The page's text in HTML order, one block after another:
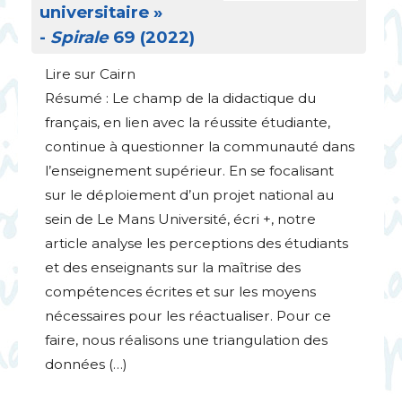
universitaire »
- Spirale69 (2022)
Lire sur Cairn
Résumé : Le champ de la didactique du
français, en lien avec la réussite étudiante,
continue à questionner la communauté dans
l’enseignement supérieur. En se focalisant
sur le déploiement d’un projet national au
sein de Le Mans Université, écri +, notre
article analyse les perceptions des étudiants
et des enseignants sur la maîtrise des
compétences écrites et sur les moyens
nécessaires pour les réactualiser. Pour ce
faire, nous réalisons une triangulation des
données (…)